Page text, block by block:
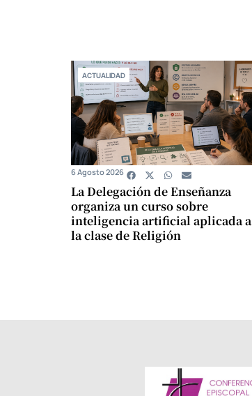
ACTUALIDAD
La Delegación de Enseñanza
organiza un curso sobre
inteligencia artificial aplicada a
la clase de Religión
6 Agosto 2026